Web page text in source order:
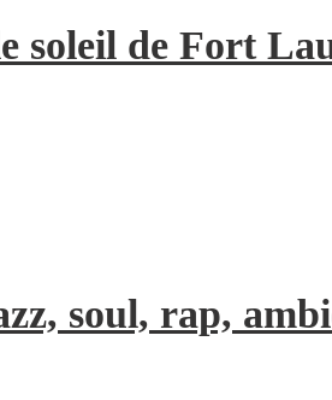
soleil de Fort
soul, rap,